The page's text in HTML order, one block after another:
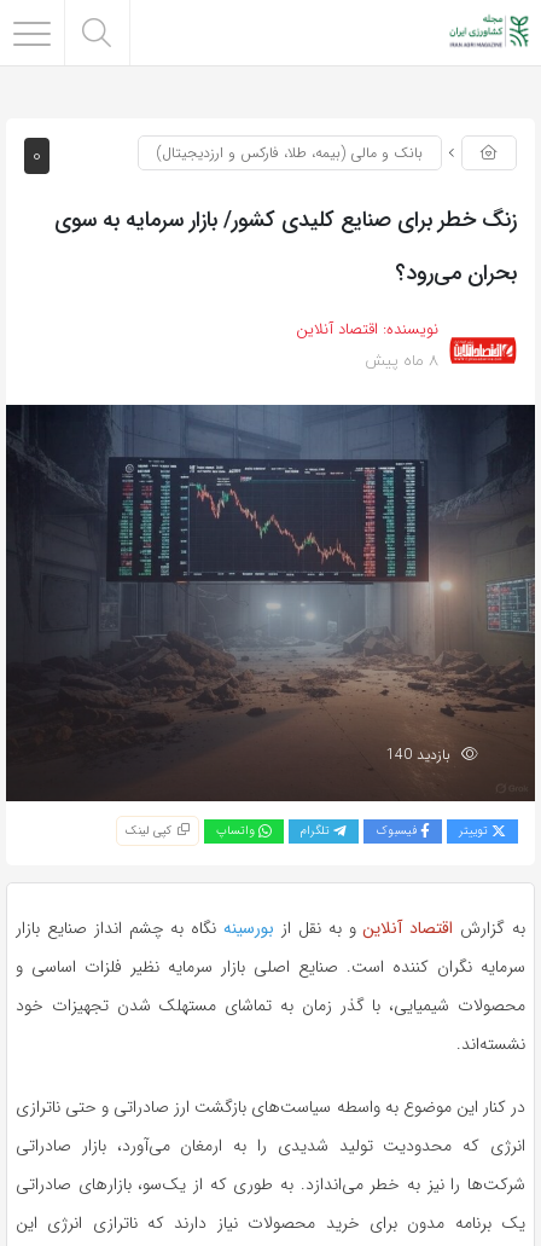
0 بانک و مالی (بیمه، طلا، فارکس و ارزدیجیتال)
زنگ خطر برای صنایع کلیدی کشور/ بازار سرمایه به سوی
بحران می‌رود؟
نویسنده: اقتصاد آنلاین
8 ماه پیش
بازدید 140
توییتر فیسبوک تلگرام واتساپ کپی لینک
به گزارش اقتصاد آنلاینو به نقل از بورسینه نگاه به چشم انداز صنایع بازار
سرمایه نگران کننده است. صنایع اصلی بازار سرمایه نظیر فلزات اساسی و
محصولات شیمیایی، با گذر زمان به تماشای مستهلک شدن تجهیزات خود
نشسته‌اند.
در کنار این موضوع به واسطه سیاست‌های بازگشت ارز صادراتی و حتی ناترازی
انرژی که محدودیت‌ تولید شدیدی را به ارمغان می‌آورد، بازار صادراتی
شرکت‌ها را نیز به خطر می‌اندازد. به طوری که از یک‌سو، بازارهای صادراتی
یک برنامه مدون برای خرید محصولات نیاز دارند که ناترازی انرژی این